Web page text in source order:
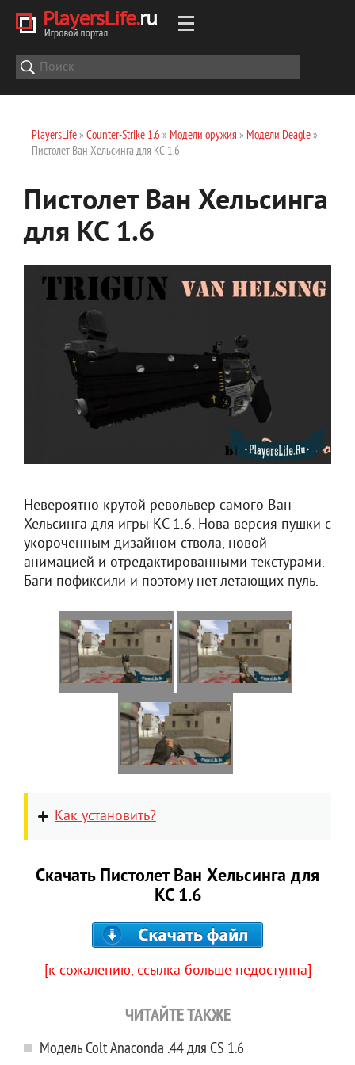
PlayersLife» Counter-Strike 1.6 » Модели оружия » Модели Deagle»
Пистолет Ван Хельсинга для КС 1.6
Пистолет Ван Хельсинга
для КС 1.6
Невероятно крутой револьвер самого Ван
Хельсинга для игры КС 1.6. Нова версия пушки с
укороченным дизайном ствола, новой
анимацией и отредактированными текстурами.
Баги пофиксили и поэтому нет летающих пуль.
Как установить?
Скачать Пистолет Ван Хельсинга для
КС 1.6
[к сожалению, ссылка больше недоступна]
ЧИТАЙТЕ ТАКЖЕ
Модель Colt Anaconda .44 для CS 1.6